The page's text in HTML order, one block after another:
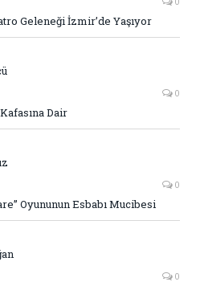
Geleneği İzmir’de Yaşıyor
0
Dair
0
Oyununun Esbabı Mucibesi
0